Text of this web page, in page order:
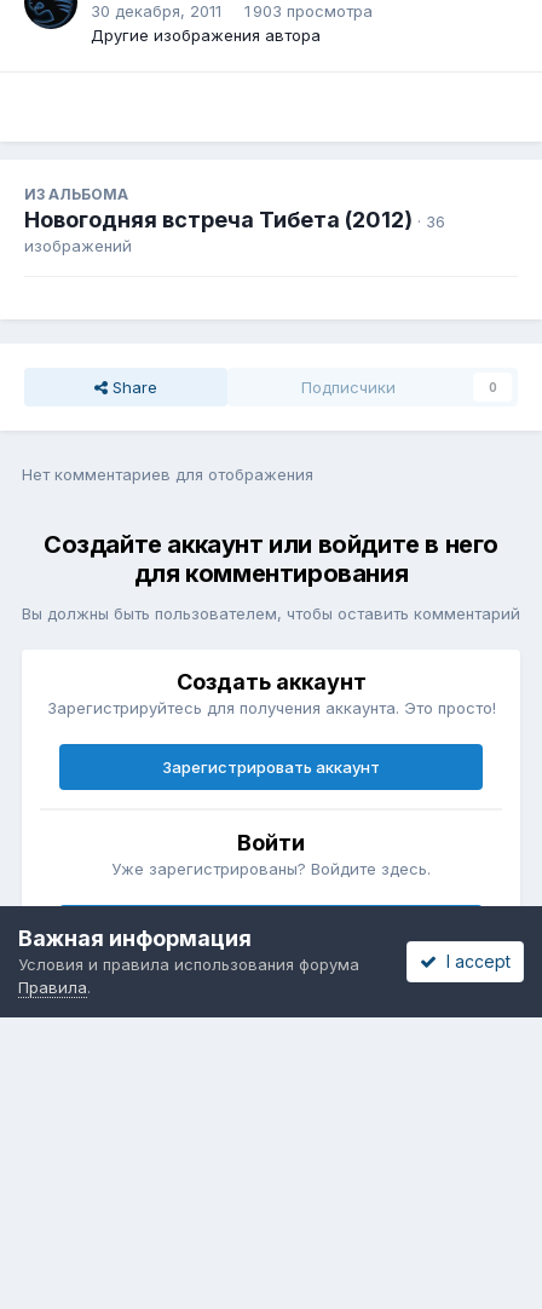
30 декабря, 2011
1 903 просмотра
Другие изображения автора
ИЗ АЛЬБОМА
Новогодняя встреча Тибета (2012) · 36
изображений
Share Подписчики 0
Нет комментариев для отображения
Создайте аккаунт или войдите в него
для комментирования
Вы должны быть пользователем, чтобы оставить комментарий
Создать аккаунт
Зарегистрируйтесь для получения аккаунта. Это просто!
Зарегистрировать аккаунт
Войти
Уже зарегистрированы? Войдите здесь.
Важная информация
Условия и правила использования форума
Правила.
I accept